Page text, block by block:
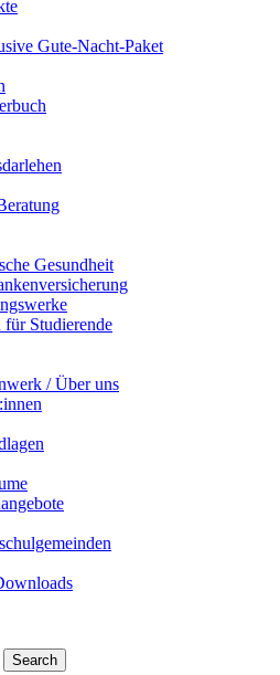
Gute-Nacht-Paket
Gesundheit
für Studierende
/ Über uns
Search